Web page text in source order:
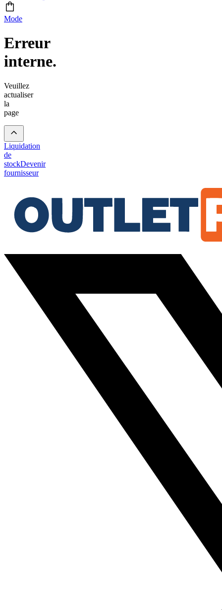
Mode
Erreur
interne.
Veuillez
actualiser
la
page
Liquidation
de
stockDevenir
fournisseur